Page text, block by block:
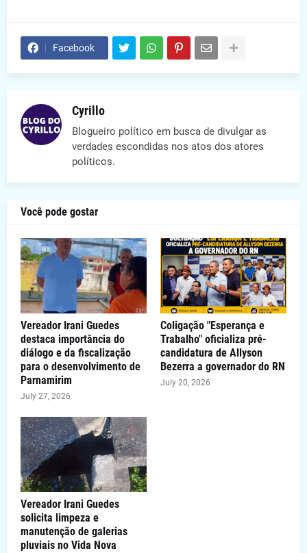
Facebook
Cyrillo
Blogueiro político em busca de divulgar as
verdades escondidas nos atos dos atores
políticos.
Você pode gostar
Vereador Irani Guedes
destaca importância do
diálogo e da fiscalização
para o desenvolvimento de
Parnamirim
July 27, 2026
Coligação "Esperança e
Trabalho" oficializa pré-
candidatura de Allyson
Bezerra a governador do RN
July 20, 2026
Vereador Irani Guedes
solicita limpeza e
manutenção de galerias
pluviais no Vida Nova